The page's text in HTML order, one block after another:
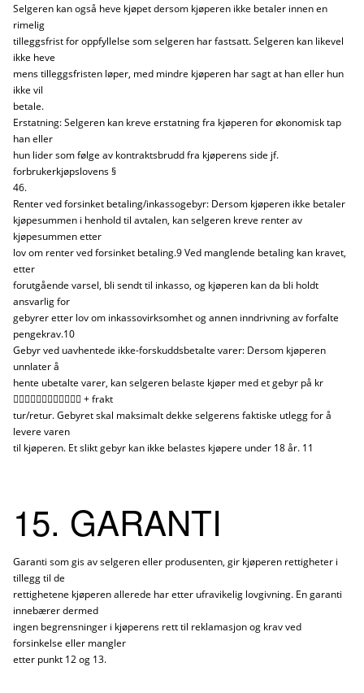
Selgeren kan også heve kjøpet dersom kjøperen ikke betaler innen en
rimelig
tilleggsfrist for oppfyllelse som selgeren har fastsatt. Selgeren kan likevel
ikke heve
mens tilleggsfristen løper, med mindre kjøperen har sagt at han eller hun
ikke vil
betale.
Erstatning: Selgeren kan kreve erstatning fra kjøperen for økonomisk tap
han eller
hun lider som følge av kontraktsbrudd fra kjøperens side jf.
forbrukerkjøpslovens §
46.
Renter ved forsinket betaling/inkassogebyr: Dersom kjøperen ikke betaler
kjøpesummen i henhold til avtalen, kan selgeren kreve renter av
kjøpesummen etter
lov om renter ved forsinket betaling.9 Ved manglende betaling kan kravet,
etter
forutgående varsel, bli sendt til inkasso, og kjøperen kan da bli holdt
ansvarlig for
gebyrer etter lov om inkassovirksomhet og annen inndrivning av forfalte
pengekrav.10
Gebyr ved uavhentede ikke-forskuddsbetalte varer: Dersom kjøperen
unnlater å
hente ubetalte varer, kan selgeren belaste kjøper med et gebyr på kr
􀀃􀀃􀀃􀀃􀀃􀀃􀀃􀀃􀀃􀀃􀀃􀀃 + frakt
tur/retur. Gebyret skal maksimalt dekke selgerens faktiske utlegg for å
levere varen
til kjøperen. Et slikt gebyr kan ikke belastes kjøpere under 18 år. 11
15. GARANTI
Garanti som gis av selgeren eller produsenten, gir kjøperen rettigheter i
tillegg til de
rettighetene kjøperen allerede har etter ufravikelig lovgivning. En garanti
innebærer dermed
ingen begrensninger i kjøperens rett til reklamasjon og krav ved
forsinkelse eller mangler
etter punkt 12 og 13.